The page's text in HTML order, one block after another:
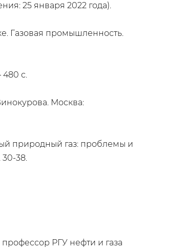
25 января 2022 года).
Газовая промышленность.
с.
Москва:
природный газ: проблемы и
38.
РГУ нефти и газа